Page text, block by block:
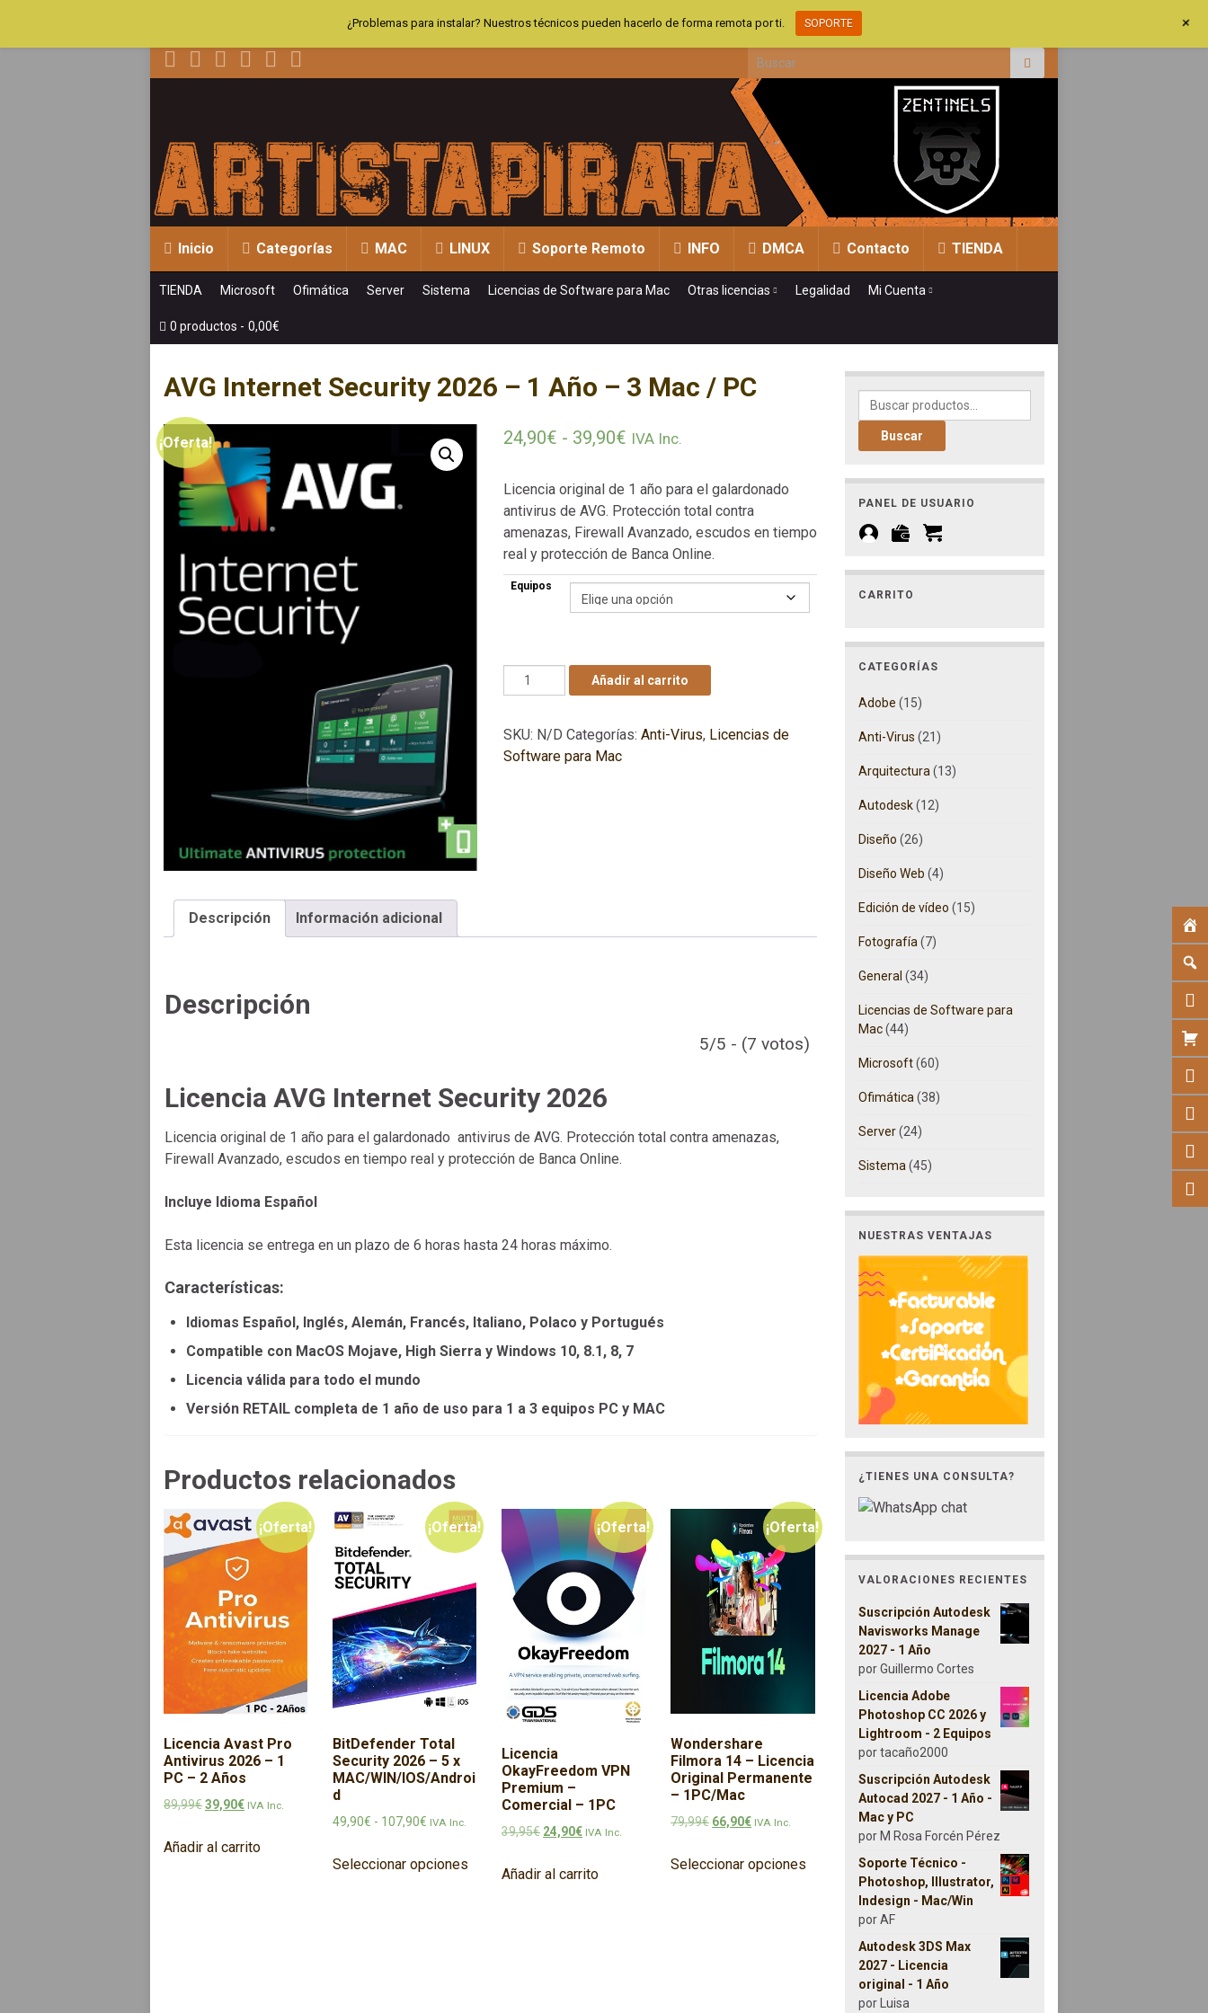
Search for:
Inicio Categorías MAC LINUX Soporte Remoto INFO DMCA Contacto TIENDA
TIENDA Microsoft Ofimática Server Sistema Licencias de Software para Mac Otras licencias Legalidad Mi Cuenta
0 productos 0,00€
AVG Internet Security 2026 – 1 Año – 3 Mac / PC
¡Oferta! 24,90€ - 39,90€ Rango de precios: desde 24,90€ hasta 39,90€
IVA Inc.
Licencia original de 1 año para el galardonado
antivirus de AVG. Protección total contra
amenazas, Firewall Avanzado, escudos en tiempo
real y protección de Banca Online.
Equipos
AVG Internet Security 2026 - 1 Año - 3 Mac / PC cantidad
Añadir al carrito
SKU: N/D Categorías:Anti-Virus, Licencias de
Software para Mac
Descripción Información adicional
Descripción
5/5 - (7 votos)
Licencia AVG Internet Security 2026
Licencia original de 1 año para el galardonado antivirus de AVG. Protección total contra amenazas,
Firewall Avanzado, escudos en tiempo real y protección de Banca Online.
Incluye Idioma Español
Esta licencia se entrega en un plazo de 6 horas hasta 24 horas máximo.
Características:
Idiomas Español, Inglés, Alemán, Francés, Italiano, Polaco y Portugués
Compatible con MacOS Mojave, High Sierra y Windows 10, 8.1, 8, 7
Licencia válida para todo el mundo
Versión RETAIL completa de 1 año de uso para 1 a 3 equipos PC y MAC
Productos relacionados
¡Oferta!
Licencia Avast Pro
Antivirus 2026 – 1
PC – 2 Años
89,99€El precio original era: 89,99€.
39,90€El precio actual es: 39,90€.
IVA Inc.
Añadir al carrito
¡Oferta!
BitDefender Total
Security 2026 – 5 x
MAC/WIN/IOS/Androi
d
49,90€ - 107,90€ Rango de precios: desde 49,90€ hasta 107,90€
IVA Inc.
Seleccionar opciones
¡Oferta!
Licencia
OkayFreedom VPN
Premium –
Comercial – 1PC
39,95€ El precio original era: 39,95€.
24,90€El precio actual es: 24,90€.
IVA Inc.
Añadir al carrito
¡Oferta!
Wondershare
Filmora 14 – Licencia
Original Permanente
– 1PC/Mac
79,99€ El precio original era: 79,99€.
66,90€El precio actual es: 66,90€.
IVA Inc.
Seleccionar opciones
Este producto tiene múltiples variantes. Las opciones se
Buscar por:
Buscar
PANEL DE USUARIO
CARRITO
CATEGORÍAS
Adobe (15)
Anti-Virus (21)
Arquitectura (13)
Autodesk (12)
Diseño (26)
Diseño Web (4)
Edición de vídeo (15)
Fotografía (7)
General (34)
Licencias de Software para
Mac (44)
Microsoft (60)
Ofimática (38)
Server (24)
Sistema (45)
NUESTRAS VENTAJAS
¿TIENES UNA CONSULTA?
VALORACIONES RECIENTES
Suscripción Autodesk
Navisworks Manage
2027 - 1 Año
por Guillermo Cortes
Licencia Adobe
Photoshop CC 2026 y
Lightroom - 2 Equipos
por tacaño2000
Suscripción Autodesk
Autocad 2027 - 1 Año -
Mac y PC
por M Rosa Forcén Pérez
Soporte Técnico -
Photoshop, Illustrator,
Indesign - Mac/Win
por AF
Autodesk 3DS Max
2027 - Licencia
original - 1 Año
por Luisa
¿Problemas para instalar? Nuestros técnicos pueden hacerlo de forma remota por ti. SOPORTE +